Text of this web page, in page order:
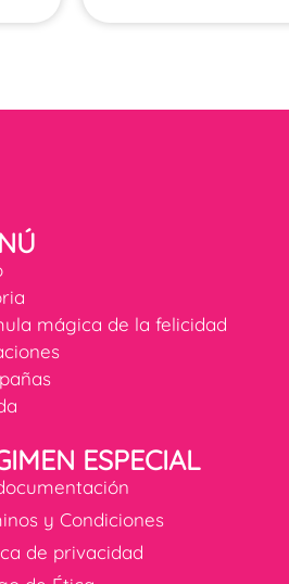
mágica de la felicidad
ESPECIAL
y Condiciones
de privacidad